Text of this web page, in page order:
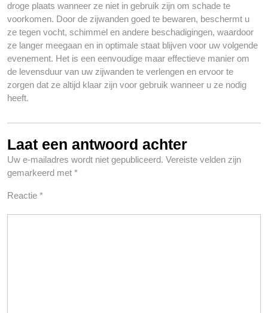
droge plaats wanneer ze niet in gebruik zijn om schade te
voorkomen. Door de zijwanden goed te bewaren, beschermt u
ze tegen vocht, schimmel en andere beschadigingen, waardoor
ze langer meegaan en in optimale staat blijven voor uw volgende
evenement. Het is een eenvoudige maar effectieve manier om
de levensduur van uw zijwanden te verlengen en ervoor te
zorgen dat ze altijd klaar zijn voor gebruik wanneer u ze nodig
heeft.
Laat een antwoord achter
Uw e-mailadres wordt niet gepubliceerd. Vereiste velden zijn
gemarkeerd met *
Reactie *